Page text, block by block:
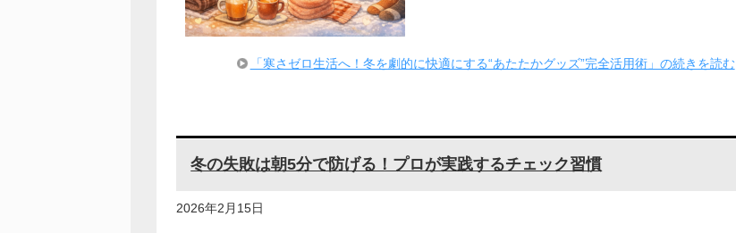
「寒さゼロ生活へ！冬を劇的に快適にする“あたたかグッズ”完全活用術」の続きを読む
冬の失敗は朝5分で防げる！プロが実践するチェック習慣
2026年2月15日